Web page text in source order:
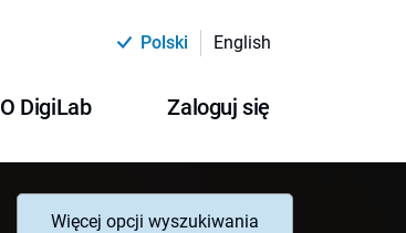
Polski English
O DigiLab Zaloguj się
Więcej opcji wyszukiwania